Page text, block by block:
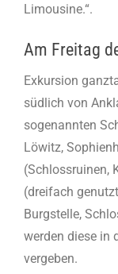
Limousine.“.
Am Freitag
Exkursion
südlich von
sogenannten
Löwitz,
(Schlossruinen,
(dreifach
Burgstelle,
werden diese in
vergeben.